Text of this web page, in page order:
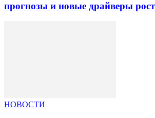
прогнозы и новые драйверы
НОВОСТИ